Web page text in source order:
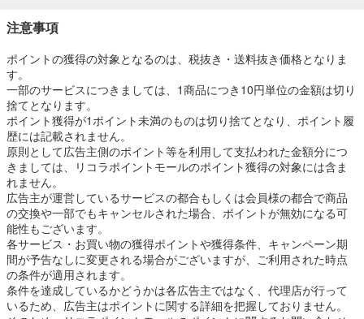
注意事項
ポイントの獲得の対象となるのは、税抜き・送料抜き価格となりま
す。
一部のサービスにつきましては、1商品につき10円単位の金額は切り
捨てとなります。
ポイント獲得が1ポイント未満のものは切り捨てとなり、ポイント履
歴には記載されません。
原則として広告主側のポイント等を利用して支払われた金額分につ
きましては、リコラポイントモールのポイント獲得の対象には含ま
れません。
広告主が運営しているサービスの都合もしくは会員様の都合で商品
の交換や一部でもキャンセルされた場合、ポイントが無効になる可
能性もございます。
各サービス・お買い物の獲得ポイントや獲得条件、キャンペーン期
間が予告なしに変更される場合がございますが、ご利用された時点
の条件が適用されます。
条件を達成しているかどうかは各広告主ではなく、代理店が行って
いるため、広告主はポイントに関する詳細を把握しておりません。